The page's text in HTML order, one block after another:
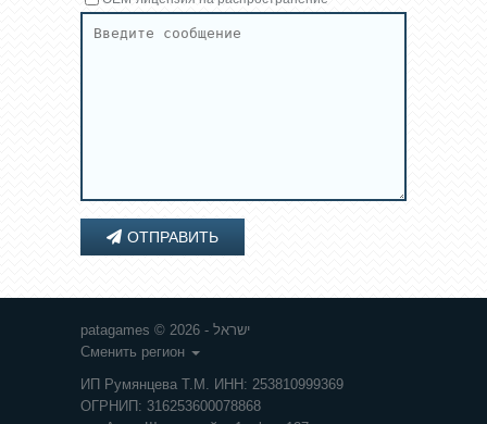
ОТПРАВИТЬ
patagames © 2026 - ישראל
Сменить регион
ИП Румянцева Т.М. ИНН: 253810999369
ОГРНИП: 316253600078868